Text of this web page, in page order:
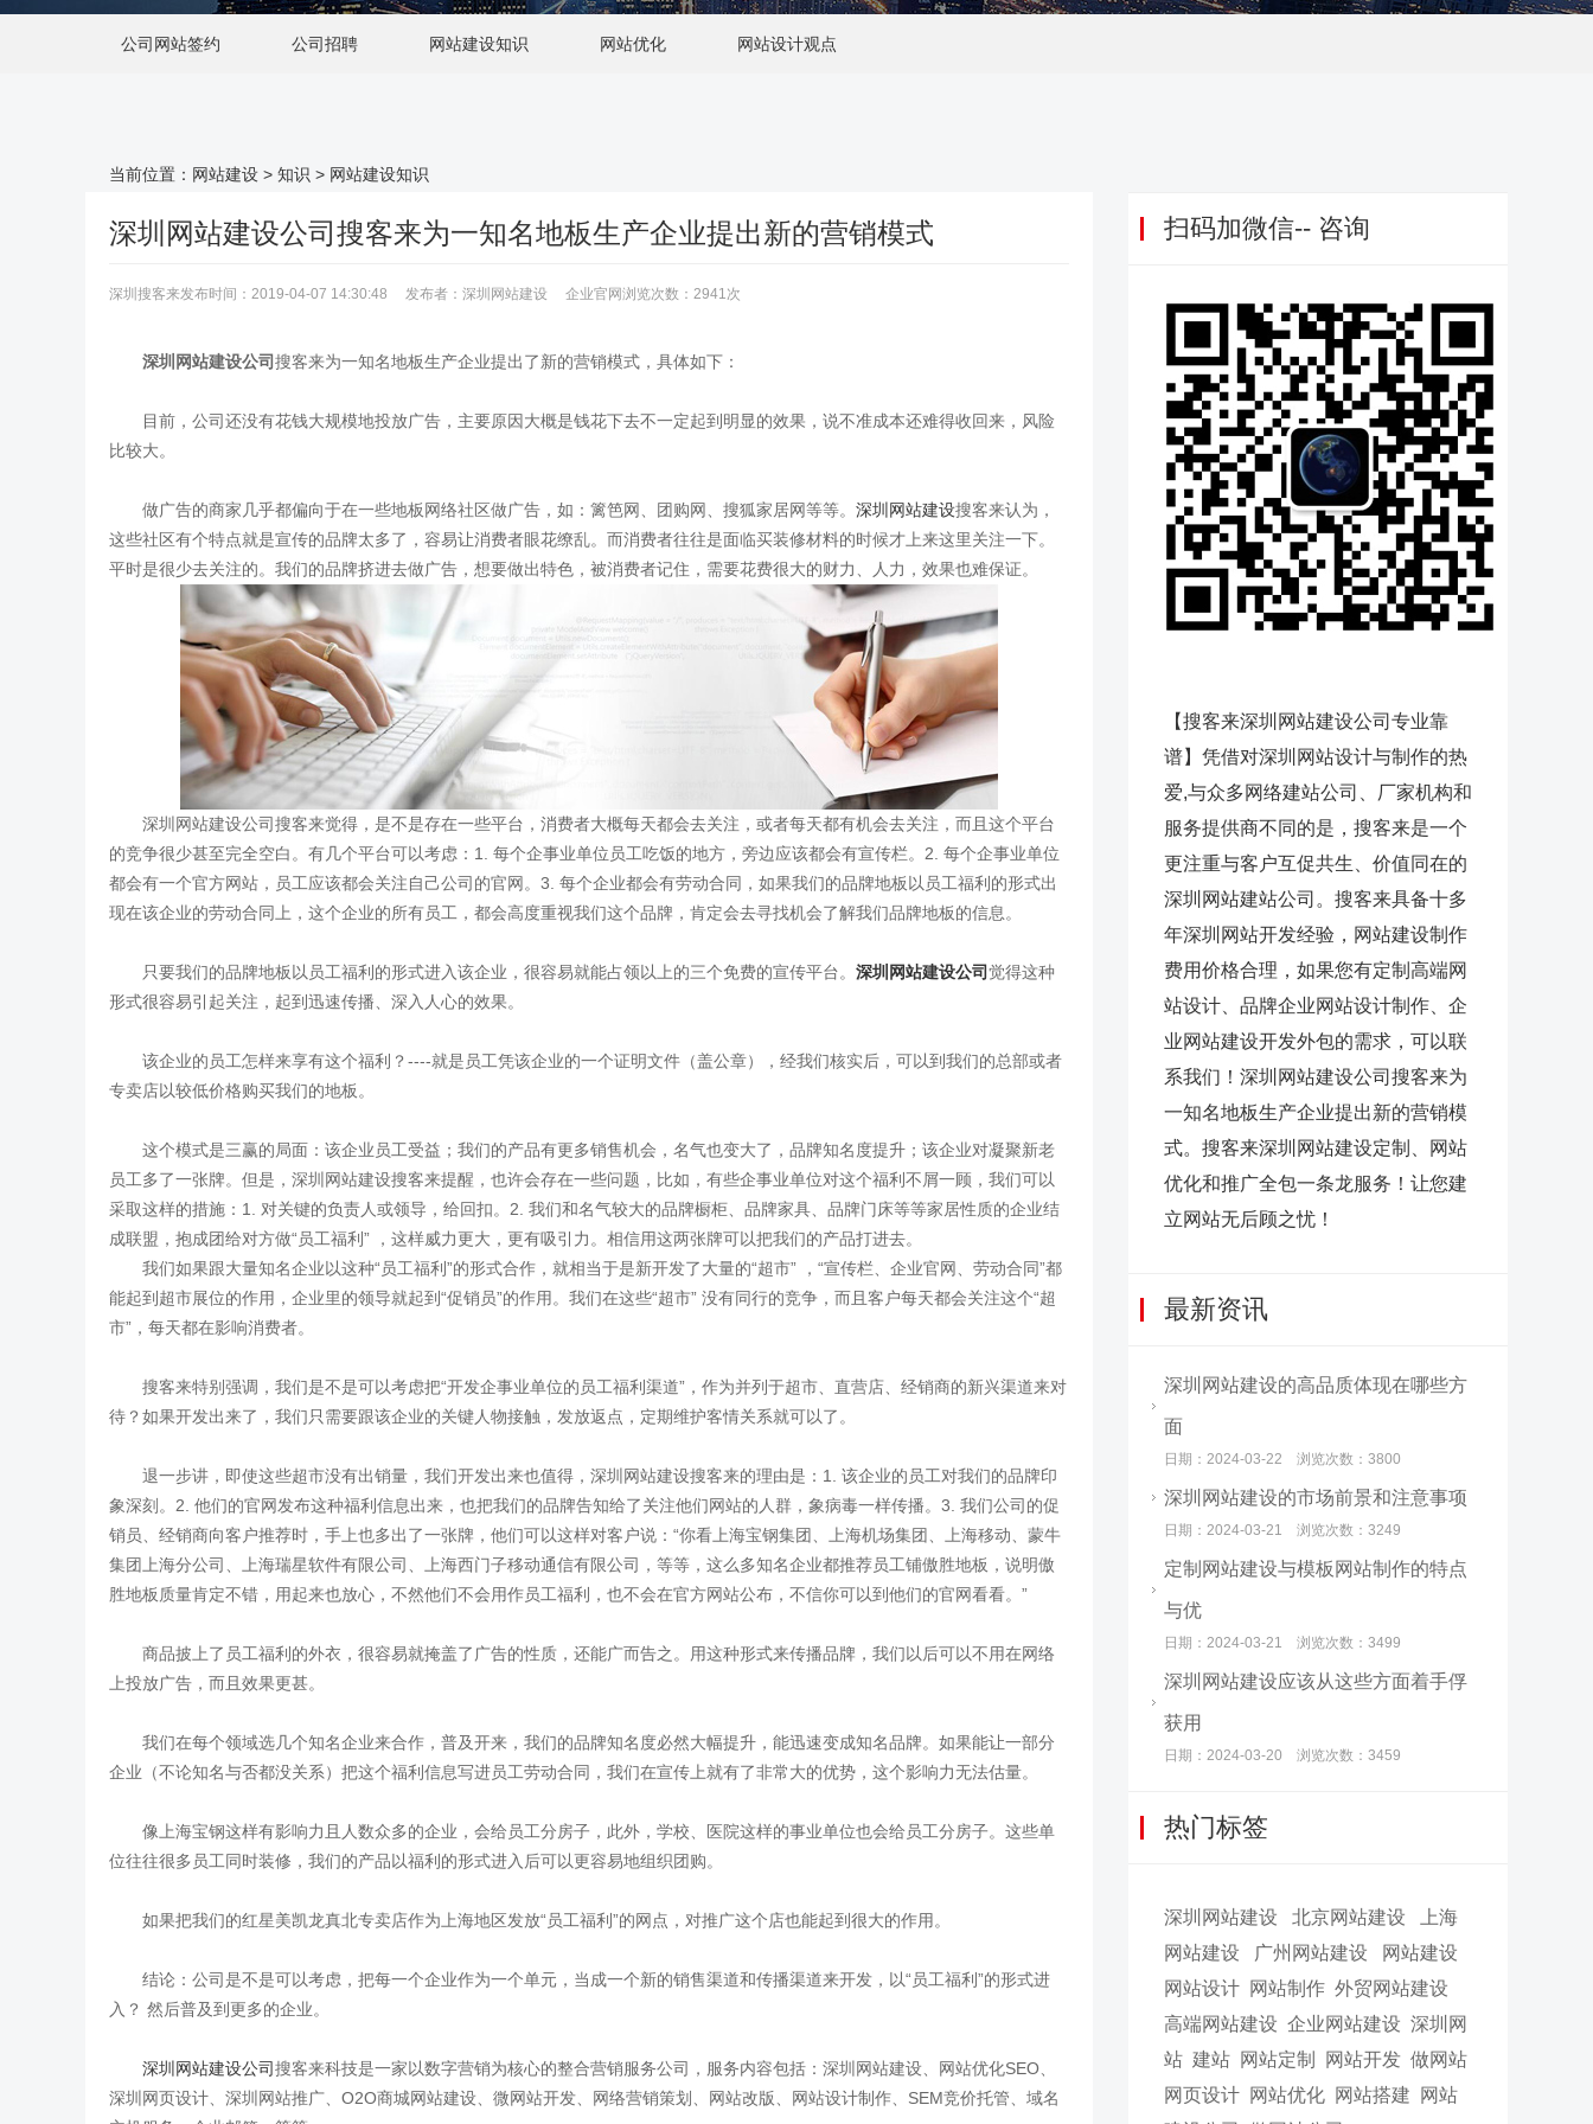
公司网站签约 公司招聘 网站建设知识 网站优化 网站设计观点
当前位置： 网站建设 > 知识 > 网站建设知识
深圳网站建设公司搜客来为一知名地板生产企业提出新的营销模式
深圳搜客来发布时间：2019-04-07 14:30:48 发布者：深圳网站建设 企业官网浏览次数：2941次
深圳网站建设公司搜客来为一知名地板生产企业提出了新的营销模式，具体如下：
目前，公司还没有花钱大规模地投放广告，主要原因大概是钱花下去不一定起到明显的效果，说不准成本还难得收回来，风险
比较大。
做广告的商家几乎都偏向于在一些地板网络社区做广告，如：篱笆网、团购网、搜狐家居网等等。 深圳网站建设搜客来认为，
这些社区有个特点就是宣传的品牌太多了，容易让消费者眼花缭乱。而消费者往往是面临买装修材料的时候才上来这里关注一下。
平时是很少去关注的。我们的品牌挤进去做广告，想要做出特色，被消费者记住，需要花费很大的财力、人力，效果也难保证。
深圳网站建设公司搜客来觉得，是不是存在一些平台，消费者大概每天都会去关注，或者每天都有机会去关注，而且这个平台
的竞争很少甚至完全空白。有几个平台可以考虑：1. 每个企事业单位员工吃饭的地方，旁边应该都会有宣传栏。2. 每个企事业单位
都会有一个官方网站，员工应该都会关注自己公司的官网。3. 每个企业都会有劳动合同，如果我们的品牌地板以员工福利的形式出
现在该企业的劳动合同上，这个企业的所有员工，都会高度重视我们这个品牌，肯定会去寻找机会了解我们品牌地板的信息。
只要我们的品牌地板以员工福利的形式进入该企业，很容易就能占领以上的三个免费的宣传平台。 深圳网站建设公司觉得这种
形式很容易引起关注，起到迅速传播、深入人心的效果。
该企业的员工怎样来享有这个福利？----就是员工凭该企业的一个证明文件（盖公章），经我们核实后，可以到我们的总部或者
专卖店以较低价格购买我们的地板。
这个模式是三赢的局面：该企业员工受益；我们的产品有更多销售机会，名气也变大了，品牌知名度提升；该企业对凝聚新老
员工多了一张牌。但是，深圳网站建设搜客来提醒，也许会存在一些问题，比如，有些企事业单位对这个福利不屑一顾，我们可以
采取这样的措施：1. 对关键的负责人或领导，给回扣。2. 我们和名气较大的品牌橱柜、品牌家具、品牌门床等等家居性质的企业结
成联盟，抱成团给对方做“员工福利” ，这样威力更大，更有吸引力。相信用这两张牌可以把我们的产品打进去。
我们如果跟大量知名企业以这种“员工福利”的形式合作，就相当于是新开发了大量的“超市” ，“宣传栏、企业官网、劳动合同”都
能起到超市展位的作用，企业里的领导就起到“促销员”的作用。我们在这些“超市” 没有同行的竞争，而且客户每天都会关注这个“超
市”，每天都在影响消费者。
搜客来特别强调，我们是不是可以考虑把“开发企事业单位的员工福利渠道”，作为并列于超市、直营店、经销商的新兴渠道来对
待？如果开发出来了，我们只需要跟该企业的关键人物接触，发放返点，定期维护客情关系就可以了。
退一步讲，即使这些超市没有出销量，我们开发出来也值得，深圳网站建设搜客来的理由是：1. 该企业的员工对我们的品牌印
象深刻。2. 他们的官网发布这种福利信息出来，也把我们的品牌告知给了关注他们网站的人群，象病毒一样传播。3. 我们公司的促
销员、经销商向客户推荐时，手上也多出了一张牌，他们可以这样对客户说：“你看上海宝钢集团、上海机场集团、上海移动、蒙牛
集团上海分公司、上海瑞星软件有限公司、上海西门子移动通信有限公司，等等，这么多知名企业都推荐员工铺傲胜地板，说明傲
胜地板质量肯定不错，用起来也放心，不然他们不会用作员工福利，也不会在官方网站公布，不信你可以到他们的官网看看。”
商品披上了员工福利的外衣，很容易就掩盖了广告的性质，还能广而告之。用这种形式来传播品牌，我们以后可以不用在网络
上投放广告，而且效果更甚。
我们在每个领域选几个知名企业来合作，普及开来，我们的品牌知名度必然大幅提升，能迅速变成知名品牌。如果能让一部分
企业（不论知名与否都没关系）把这个福利信息写进员工劳动合同，我们在宣传上就有了非常大的优势，这个影响力无法估量。
像上海宝钢这样有影响力且人数众多的企业，会给员工分房子，此外，学校、医院这样的事业单位也会给员工分房子。这些单
位往往很多员工同时装修，我们的产品以福利的形式进入后可以更容易地组织团购。
如果把我们的红星美凯龙真北专卖店作为上海地区发放“员工福利”的网点，对推广这个店也能起到很大的作用。
结论：公司是不是可以考虑，把每一个企业作为一个单元，当成一个新的销售渠道和传播渠道来开发，以“员工福利”的形式进
入？ 然后普及到更多的企业。
深圳网站建设公司搜客来科技是一家以数字营销为核心的整合营销服务公司，服务内容包括：深圳网站建设、网站优化SEO、
深圳网页设计、深圳网站推广、O2O商城网站建设、微网站开发、网络营销策划、网站改版、网站设计制作、SEM竞价托管、域名
扫码加微信-- 咨询
【搜客来深圳网站建设公司专业靠
谱】凭借对深圳网站设计与制作的热
爱,与众多网络建站公司、厂家机构和
服务提供商不同的是，搜客来是一个
更注重与客户互促共生、价值同在的
深圳网站建站公司。搜客来具备十多
年深圳网站开发经验，网站建设制作
费用价格合理，如果您有定制高端网
站设计、品牌企业网站设计制作、企
业网站建设开发外包的需求，可以联
系我们！深圳网站建设公司搜客来为
一知名地板生产企业提出新的营销模
式。搜客来深圳网站建设定制、网站
优化和推广全包一条龙服务！让您建
立网站无后顾之忧！
最新资讯
深圳网站建设的高品质体现在哪些方
面
日期：2024-03-22 浏览次数：3800
深圳网站建设的市场前景和注意事项
日期：2024-03-21 浏览次数：3249
定制网站建设与模板网站制作的特点
与优
日期：2024-03-21 浏览次数：3499
深圳网站建设应该从这些方面着手俘
获用
日期：2024-03-20 浏览次数：3459
热门标签
深圳网站建设 北京网站建设
上海
网站建设
广州网站建设
网站建设
网站设计 网站制作 外贸网站建设
高端网站建设 企业网站建设 深圳网
站 建站 网站定制 网站开发 做网站
网页设计 网站优化 网站搭建
网站